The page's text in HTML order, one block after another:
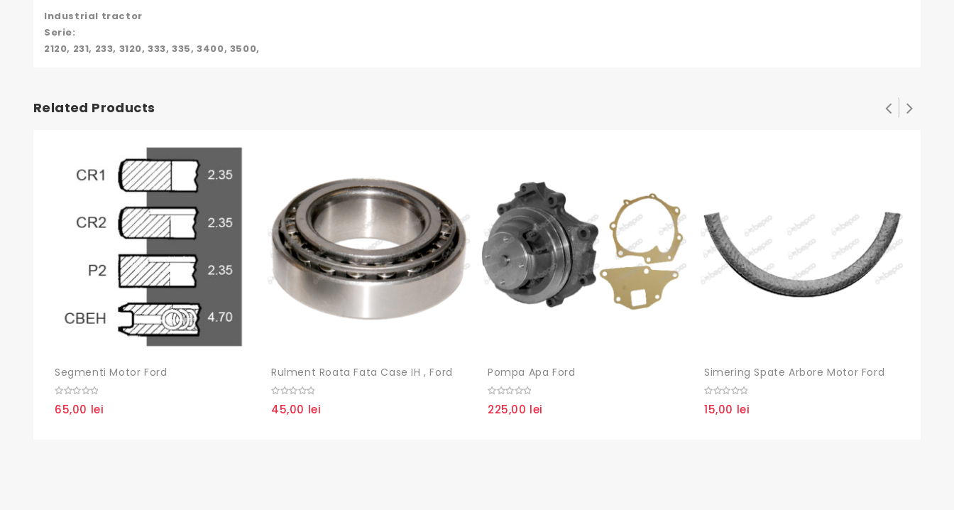
Industrial tractor
Serie:
2120, 231, 233, 3120, 333, 335, 3400, 3500,
Related Products
Segmenti Motor Ford
out
65,00 lei
Rulment Roata Fata Case IH , Ford
out
45,00 lei
Pompa Apa Ford
out
225,00 lei
Simering Spate Arbore Motor Ford
out
15,00 lei